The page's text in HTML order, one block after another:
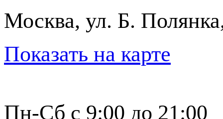
Москва, ул. Б.
Показать на карте
Пн-Сб с 9:00 до 21:00